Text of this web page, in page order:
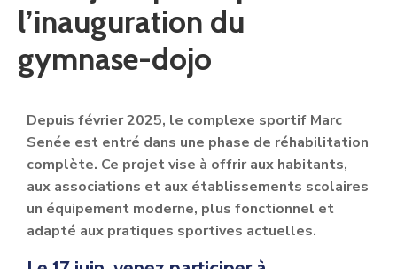
l’inauguration du
gymnase-dojo
Depuis février 2025, le complexe sportif Marc
Senée est entré dans une phase de réhabilitation
complète. Ce projet vise à offrir aux habitants,
aux associations et aux établissements scolaires
un équipement moderne, plus fonctionnel et
adapté aux pratiques sportives actuelles.